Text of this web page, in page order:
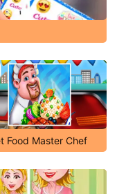
Food Master Chef